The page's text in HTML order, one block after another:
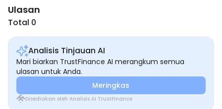
Ulasan
Total 0
Analisis Tinjauan AI
Mari biarkan TrustFinance AI merangkum semua
ulasan untuk Anda.
Meringkas
Disediakan oleh Analisis AI TrustFinance